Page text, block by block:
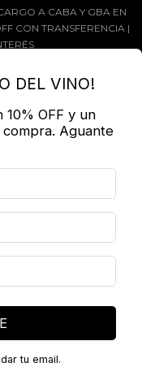
A CABA Y GBA EN
CON TRANSFERENCIA |
0
PRODUCTOS
a menores de 18
DEL VINO!
OFF y un
Aguante
tu email.